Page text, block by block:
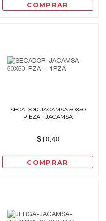
COMPRAR
SECADOR JACAMSA 50X50
PIEZA - JACAMSA
$10.40
COMPRAR